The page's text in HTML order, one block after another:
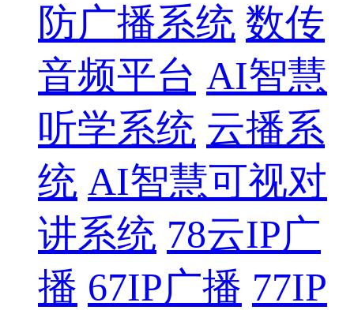
防广播系统 数传
音频平台 AI智慧
听学系统 云播系
统 AI智慧可视对
讲系统 78云IP广
播 67IP广播 77IP